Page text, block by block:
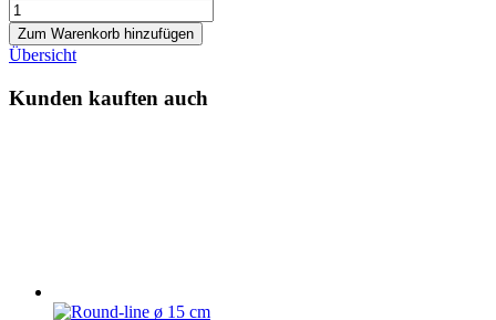
Zum Warenkorb hinzufügen
Übersicht
Kunden kauften auch